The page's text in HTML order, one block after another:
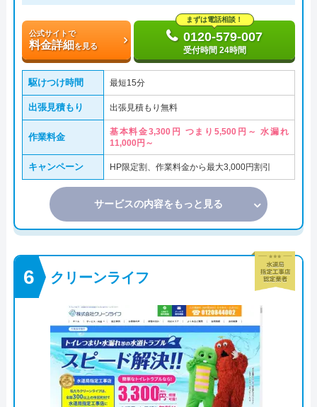
公式サイトで
料金詳細を見る
まずは電話相談！
0120-579-007
受付時間 24時間
駆けつけ時間 最短15分
出張見積もり 出張見積もり無料
作業料金
基本料金3,300円 つまり5,500円～ 水漏れ
11,000円～
キャンペーン HP限定割、作業料金から最大3,000円割引
サービスの内容をもっと見る
クリーンライフ